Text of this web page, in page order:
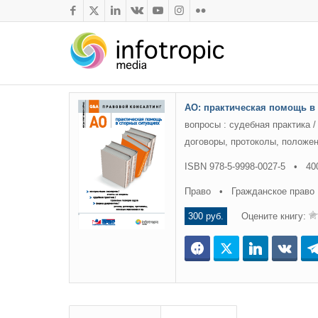
АО: практическая помощь в
вопросы : судебная
договоры, протоколы,
ISBN 978-5-9998-0027-5 •
Право • Гражданское
300 руб. Оцените книгу:
FacebookTwitter LinkedIn